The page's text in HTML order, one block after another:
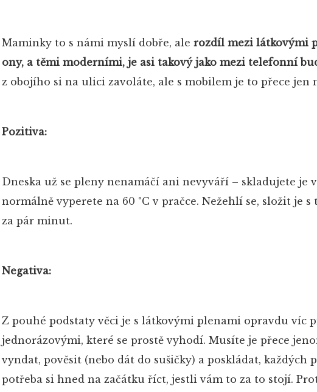
Maminky to s námi myslí dobře, ale rozdíl mezi látkovými
ony, a těmi moderními, je asi takový jako mezi telefonní
z obojího si na ulici zavoláte, ale s mobilem je to přece jen
Pozitiva:
Dneska už se pleny nenamáčí ani nevyváří – skladujete je
normálně vyperete na 60 °C v pračce. Nežehlí se, složit je
za pár minut.
Negativa:
Z pouhé podstaty věci je s látkovými plenami opravdu víc
jednorázovými, které se prostě vyhodí. Musíte je přece
vyndat, pověsit (nebo dát do sušičky) a poskládat, každých
potřeba si hned na začátku říct, jestli vám to za to stojí.